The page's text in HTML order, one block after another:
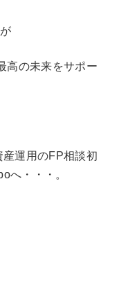
高の未来をサポー
運用のFP相談初
へ・・・。